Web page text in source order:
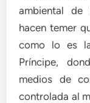
ambiental de
hacen temer
como lo es
Príncipe,
medios de
controlada al